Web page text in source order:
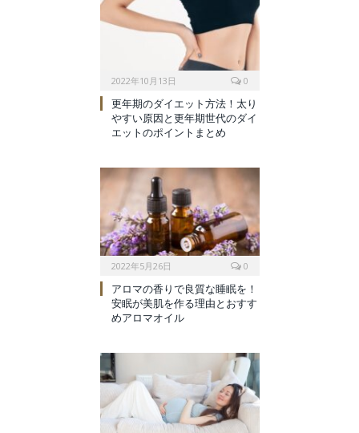
2022年10月13日
0
更年期のダイエット方法！太り
やすい原因と更年期世代のダイ
エットのポイントまとめ
2022年5月26日
0
アロマの香りで良質な睡眠を！
安眠が美肌を作る理由とおすす
めアロマオイル